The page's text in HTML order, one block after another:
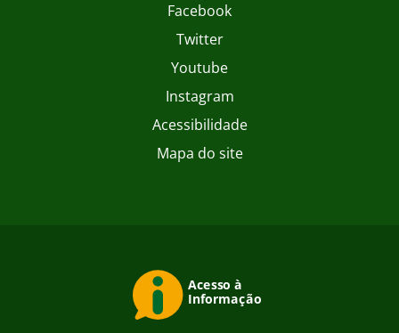
Facebook
Twitter
Youtube
Instagram
Acessibilidade
Mapa do site